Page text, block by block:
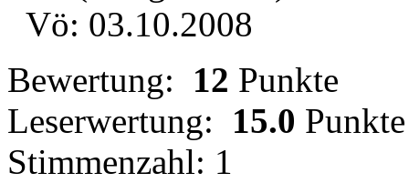
Vö: 03.10.2008
Bewertung: 12 Punkte
Leserwertung: 15.0 Punkte
Stimmenzahl: 1